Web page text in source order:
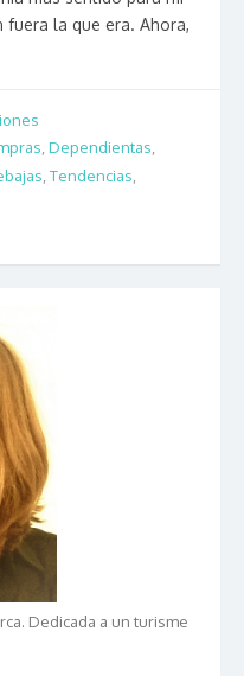
la que era. Ahora,
, Dependientas,
Tendencias
Dedicada a un turisme